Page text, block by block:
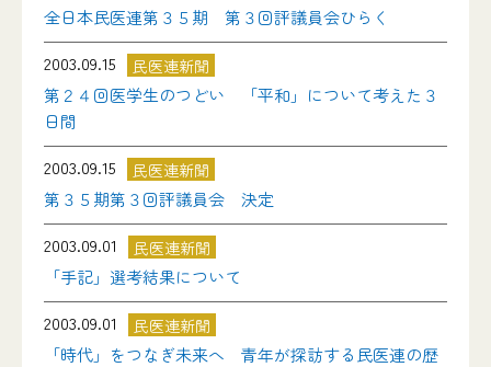
全日本民医連第３５期 第３回評議員会ひらく
2003.09.15
民医連新聞
第２４回医学生のつどい 「平和」について考えた３
日間
2003.09.15
民医連新聞
第３５期第３回評議員会 決定
2003.09.01
民医連新聞
「手記」選考結果について
2003.09.01
民医連新聞
「時代」をつなぎ未来へ 青年が探訪する民医連の歴